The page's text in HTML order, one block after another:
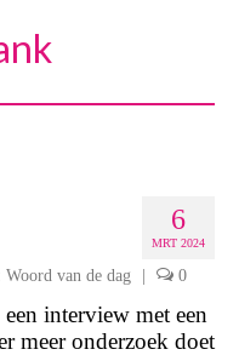
6
MRT 2024
Woord van de dag 0
interview met een
meer onderzoek doet